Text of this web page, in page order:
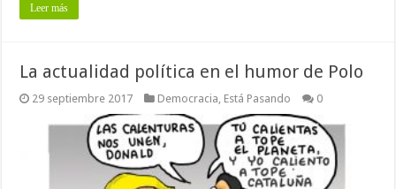
Leer más
La actualidad política en el humor de Polo
29 septiembre 2017 Democracia Está Pasando 0